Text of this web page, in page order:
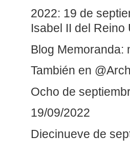
2022: 19 de
Isabel II del Reino
Blog Memoranda:
También en
Ocho de
19/09/2022
Diecinueve de